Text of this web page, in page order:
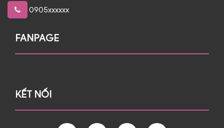
0905xxxxxx
FANPAGE
KẾT NỐI